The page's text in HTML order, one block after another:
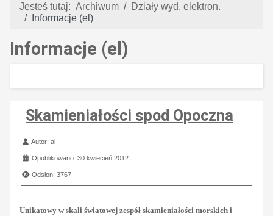
Jesteś tutaj: Archiwum
Działy wyd. elektron.
Informacje (el)
Informacje (el)
Skamieniałości spod Opoczna
Szczegóły
Autor:al
Opublikowano: 30 kwiecień 2012
Odsłon: 3767
Unikatowy w skali światowej zespół skamieniałości morskich i